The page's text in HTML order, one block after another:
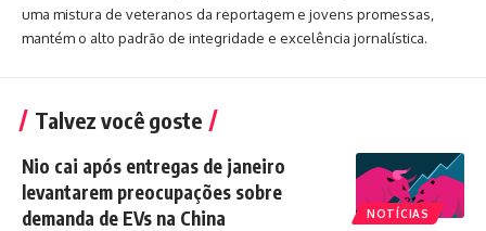
uma mistura de veteranos da reportagem e jovens promessas,
mantém o alto padrão de integridade e excelência jornalística.
Talvez você goste
NOTÍCIAS
Nio cai após entregas de janeiro
levantarem preocupações sobre
demanda de EVs na China